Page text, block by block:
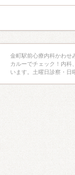
金町駅前心療内科かわせ
カルーでチェック！内科
います。土曜日診察・日